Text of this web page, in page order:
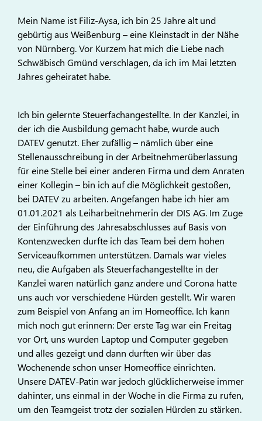
Mein Name ist Filiz-Aysa, ich bin 25 Jahre alt und
gebürtig aus Weißenburg – eine Kleinstadt in der Nähe
von Nürnberg. Vor Kurzem hat mich die Liebe nach
Schwäbisch Gmünd verschlagen, da ich im Mai letzten
Jahres geheiratet habe.
Ich bin gelernte Steuerfachangestellte. In der Kanzlei, in
der ich die Ausbildung gemacht habe, wurde auch
DATEV genutzt. Eher zufällig – nämlich über eine
Stellenausschreibung in der Arbeitnehmerüberlassung
für eine Stelle bei einer anderen Firma und dem Anraten
einer Kollegin – bin ich auf die Möglichkeit gestoßen,
bei DATEV zu arbeiten. Angefangen habe ich hier am
01.01.2021 als Leiharbeitnehmerin der DIS AG. Im Zuge
der Einführung des Jahresabschlusses auf Basis von
Kontenzwecken durfte ich das Team bei dem hohen
Serviceaufkommen unterstützen. Damals war vieles
neu, die Aufgaben als Steuerfachangestellte in der
Kanzlei waren natürlich ganz andere und Corona hatte
uns auch vor verschiedene Hürden gestellt. Wir waren
zum Beispiel von Anfang an im Homeoffice. Ich kann
mich noch gut erinnern: Der erste Tag war ein Freitag
vor Ort, uns wurden Laptop und Computer gegeben
und alles gezeigt und dann durften wir über das
Wochenende schon unser Homeoffice einrichten.
Unsere DATEV-Patin war jedoch glücklicherweise immer
dahinter, uns einmal in der Woche in die Firma zu rufen,
um den Teamgeist trotz der sozialen Hürden zu stärken.